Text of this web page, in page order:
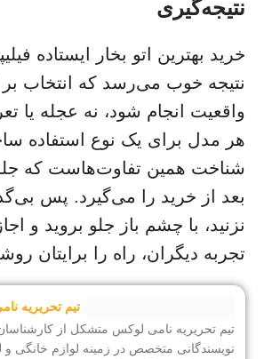
نتیجه‌گیری
خرید بهترین اتو بخار ایستاده
نتیجه خوب می‌رسد که انتخاب
واقعیت انجام شود، نه عجله یا
هر مدل برای یک نوع استفاده
شناخت همین تفاوت‌هاست که
بعد از خرید را می‌گیرد. پس
نزنید، با چشم باز جلو بروید و
تجربه دیگران، راه را برایتان
تیم تحریریه
تیم تحریریه نامی لوکس متشکل از
نویسندگانی متخصص در زمینه لوازم خانگی و